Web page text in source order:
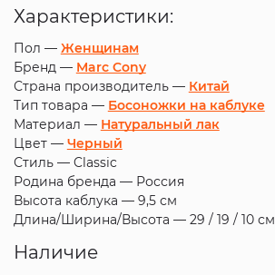
Характеристики:
Пол — Женщинам
Бренд — Marc Cony
Страна производитель — Китай
Тип товара — Босоножки на каблуке
Материал — Натуральный лак
Цвет — Черный
Стиль — Classic
Родина бренда — Россия
Высота каблука — 9,5 см
Длина/Ширина/Высота — 29 / 19 / 10 см
Наличие